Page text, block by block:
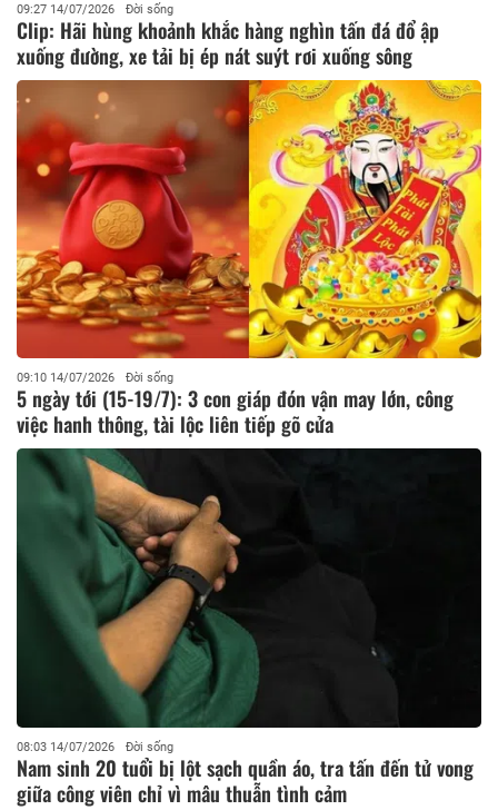
09:27 14/07/2026 Đời sống
Clip: Hãi hùng khoảnh khắc hàng nghìn tấn đá đổ ập
xuống đường, xe tải bị ép nát suýt rơi xuống sông
09:10 14/07/2026 Đời sống
5 ngày tới (15-19/7): 3 con giáp đón vận may lớn, công
việc hanh thông, tài lộc liên tiếp gõ cửa
08:03 14/07/2026 Đời sống
Nam sinh 20 tuổi bị lột sạch quần áo, tra tấn đến tử vong
giữa công viên chỉ vì mâu thuẫn tình cảm